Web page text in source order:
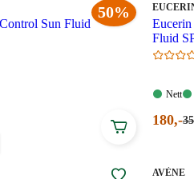
50%
Sun Fluid
MERKE:
Fluid
Nett:
Nett
kroner.
180,-
MERKE
AVÈNE